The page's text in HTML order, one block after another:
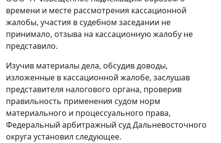
времени и месте рассмотрения кассационной
жалобы, участия в судебном заседании не
принимало, отзыва на кассационную жалобу не
представило.
Изучив материалы дела, обсудив доводы,
изложенные в кассационной жалобе, заслушав
представителя налогового органа, проверив
правильность применения судом норм
материального и процессуального права,
Федеральный арбитражный суд Дальневосточного
округа установил следующее.